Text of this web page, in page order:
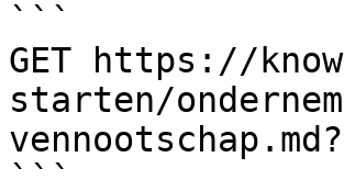
```
GET https://
starten/
```